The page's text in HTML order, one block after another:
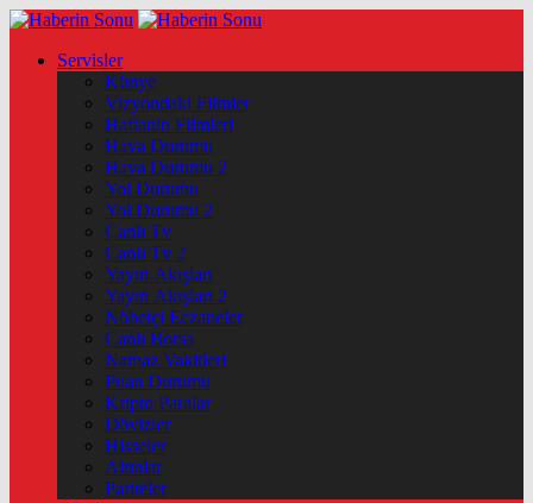
Servisler
Künye
Vizyondaki Filmler
Haftanin Filmleri
Hava Durumu
Hava Durumu 2
Yol Durumu
Yol Durumu 2
Canlı Tv
Canlı Tv 2
Yayın Akışları
Yayın Akışları 2
Nöbetçi Eczaneler
Canlı Borsa
Namaz Vakitleri
Puan Durumu
Kripto Paralar
Dövizler
Hisseler
Altınlar
Pariteler